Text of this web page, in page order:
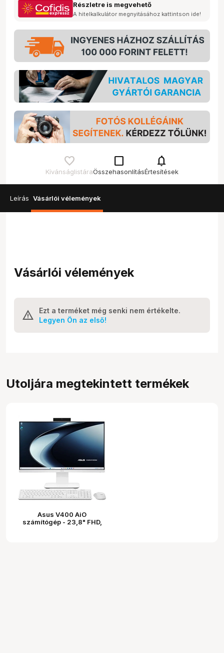
Részletre is megvehető
A hitelkalkulátor megnyitásához kattintson ide!
Kívánságlistára
check_box_outline_blank
Összehasonlítás
notifications
Értesítések
Leírás Vásárlói vélemények
Vásárlói vélemények
Ezt a terméket még senki nem értékelte.
Legyen Ön az első!
Utoljára megtekintett termékek
Asus V400 AiO
számítógép - 23,8" FHD,